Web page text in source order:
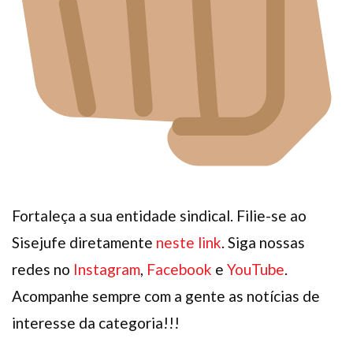
Fortaleça a sua entidade sindical. Filie-se ao
Sisejufe diretamente neste link. Siga nossas
redes no Instagram, Facebook e YouTube.
Acompanhe sempre com a gente as notícias de
interesse da categoria!!!